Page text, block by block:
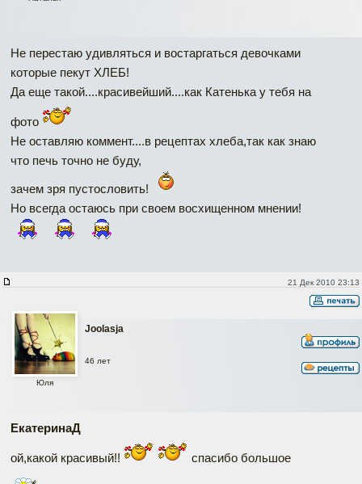
Не перестаю удивляться и востаргаться девочками
которые пекут ХЛЕБ!
Да еще такой....красивейший....как Катенька у тебя на
фото
Не оставляю коммент....в рецептах хлеба,так как знаю
что печь точно не буду,
зачем зря пустословить!
Но всегда остаюсь при своем восхищенном мнении!
21 Дек 2010 23:13
Joolasja
Юля
46 лет
ЕкатеринаД
ой,какой красивый!! спасибо большое